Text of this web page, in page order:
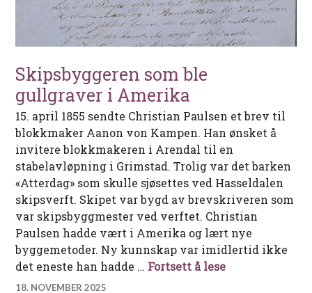
Skipsbyggeren som ble
gullgraver i Amerika
15. april 1855 sendte Christian Paulsen et brev til
blokkmaker Aanon von Kampen. Han ønsket å
invitere blokkmakeren i Arendal til en
stabelavløpning i Grimstad. Trolig var det barken
«Atterdag» som skulle sjøsettes ved Hasseldalen
skipsverft. Skipet var bygd av brevskriveren som
var skipsbyggmester ved verftet. Christian
Paulsen hadde vært i Amerika og lært nye
byggemetoder. Ny kunnskap var imidlertid ikke
det eneste han hadde … Fortsett å lese
18. NOVEMBER 2025